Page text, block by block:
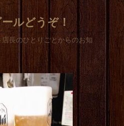
ルどうぞ！
店長のひとりごとからのお知